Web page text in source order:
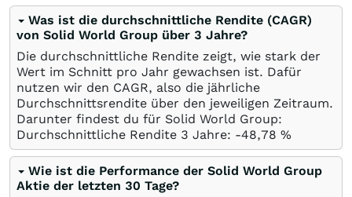
Was ist die durchschnittliche Rendite (CAGR)
von Solid World Group über 3 Jahre?
Die durchschnittliche Rendite zeigt, wie stark der
Wert im Schnitt pro Jahr gewachsen ist. Dafür
nutzen wir den CAGR, also die jährliche
Durchschnittsrendite über den jeweiligen Zeitraum.
Darunter findest du für Solid World Group:
Durchschnittliche Rendite 3 Jahre: -48,78 %
Wie ist die Performance der Solid World Group
Aktie der letzten 30 Tage?